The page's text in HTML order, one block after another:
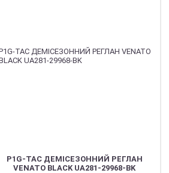
P1G-TAC ДЕМІСЕЗОННИЙ РЕГЛАН
VENATO BLACK UA281-29968-BK